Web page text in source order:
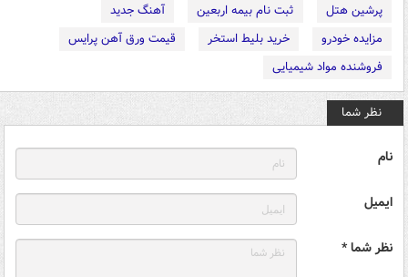
پرشین هتل
ثبت نام بیمه اربعین
آهنگ جدید
مزایده خودرو
خرید بلیط استخر
قیمت ورق آهن پرایس
فروشنده مواد شیمیایی
نظر شما
نام
ایمیل
نظر شما *